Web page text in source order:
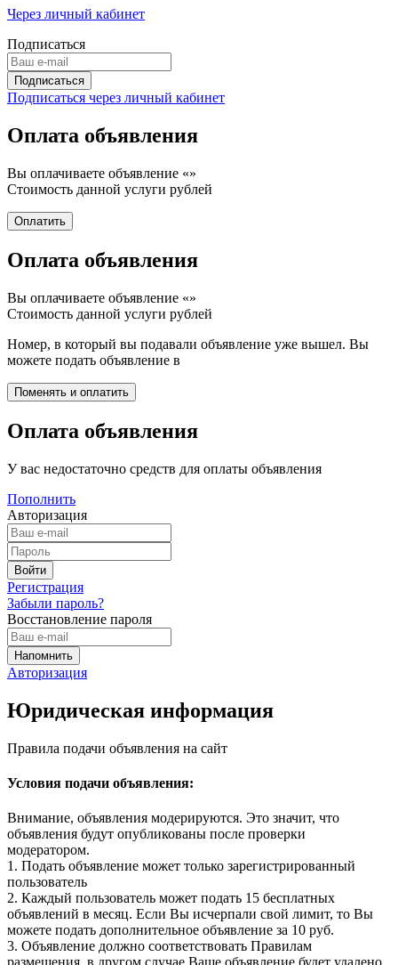
Через личный кабинет
Подписаться
Подписаться через личный кабинет
Оплата объявления
Вы оплачиваете объявление «»
Стоимость данной услуги рублей
Оплата объявления
Вы оплачиваете объявление «»
Стоимость данной услуги рублей
Номер, в который вы подавали объявление уже вышел. Вы
можете подать объявление в
Оплата объявления
У вас недостаточно средств для оплаты объявления
Пополнить
Авторизация
Регистрация
Забыли пароль?
Восстановление пароля
Авторизация
Юридическая информация
Правила подачи объявления на сайт
Условия подачи объявления:
Внимание, объявления модерируются. Это значит, что
объявления будут опубликованы после проверки
модератором.
1. Подать объявление может только зарегистрированный
пользователь
2. Каждый пользователь может подать 15 бесплатных
объявлений в месяц. Если Вы исчерпали свой лимит, то Вы
можете подать дополнительное объявление за 10 руб.
3. Объявление должно соответствовать Правилам